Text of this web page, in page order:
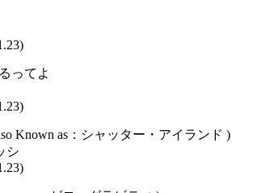
ってよ
Known as：シャッター・アイランド )
シ